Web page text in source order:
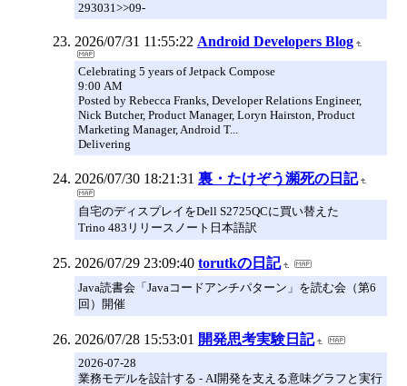
293031>>09-
2026/07/31 11:55:22 Android Developers Blog
Celebrating 5 years of Jetpack Compose
9:00 AM
Posted by Rebecca Franks, Developer Relations Engineer,
Nick Butcher, Product Manager, Loryn Hairston, Product
Marketing Manager, Android T...
Delivering
2026/07/30 18:21:31 裏・たけぞう瀕死の日記
自宅のディスプレイをDell S2725QCに買い替えた
Trino 483リリースノート日本語訳
2026/07/29 23:09:40 torutkの日記
Java読書会「Javaコードアンチパターン」を読む会（第6
回）開催
2026/07/28 15:53:01 開発思考実験日記
2026-07-28
業務モデルを設計する - AI開発を支える意味グラフと実行